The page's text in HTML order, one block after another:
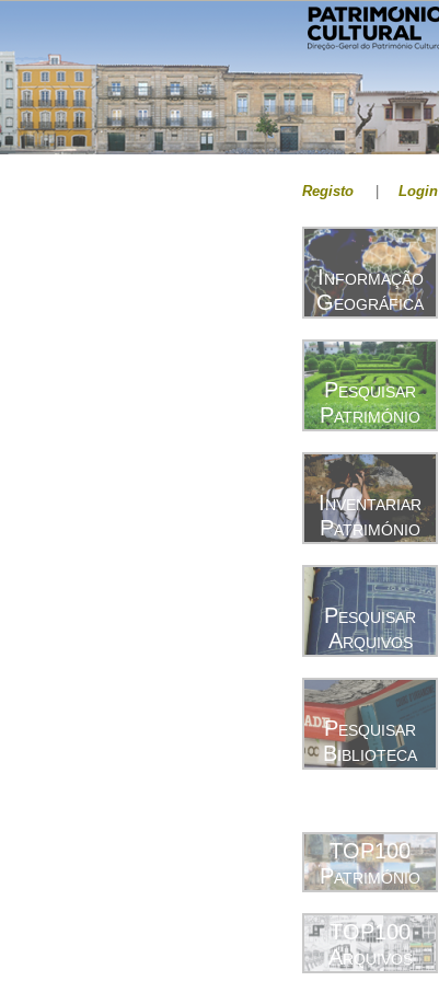
Registo Login
Informação
Geográfica
Pesquisar
Património
Inventariar
Património
Pesquisar
Arquivos
Pesquisar
Biblioteca
TOP100
Património
TOP100
Arquivos